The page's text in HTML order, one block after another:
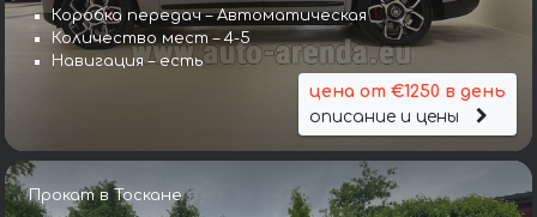
Коробка передач – Автоматическая
Количество мест – 4-5
Навигация – есть
цена от €1250 в день
описание и цены
Прокат в Тоскане